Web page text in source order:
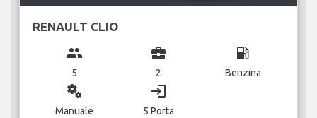
RENAULT CLIO
group
5
business_center
2
local_gas_station
Benzina
miscellaneous_services
Manuale
login
5 Porta